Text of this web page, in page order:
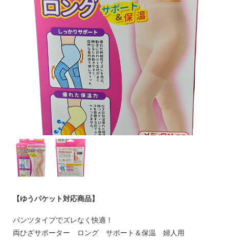
【ゆうパケット対応商品】
パンツタイプでズレなく快適！
両ひざサポーター ロング サポート＆保温 婦人用